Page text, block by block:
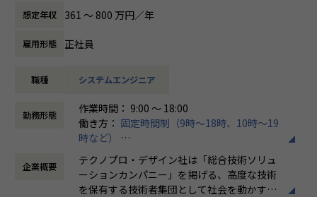
自動車のあらゆる部品および相関性を理解し、幅広い知識と
経験を身に着けることができます。
また、モデリング研修もありますので業務内でスキル習得が
可能です。
【業務内容】
部品は、エンジン、吸排気部品、パワートレイン、ドライブ
トレイン、ボデー、モーター、アクセサリー関連など多種多
様になります。
【テクノプロ・デザイン社について】
当社は年間売上が1,600億円を超える国内最大の技術ソリュ
想定年収 361 〜 800 万円／年
雇用形態 正社員
職種 システムエンジニア
勤務形態
作業時間： 9:00 ～ 18:00
働き方： 固定時間制（9時～18時、10時～19
時など）
時間外労働の有無： 有（月平均20時間）
休憩時間： 60分
企業概要
テクノプロ・デザイン社は「総合技術ソリュ
ーションカンパニー」を掲げる、高度な技術
を保有する技術者集団として社会を動かすこ